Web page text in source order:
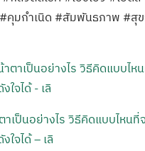
คุมกำเนิด #สัมพันธภาพ #สุ
เป็นอย่างไร วิธีคิดแบบไหนที่
ใจได้ – เลิ